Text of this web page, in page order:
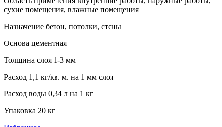
сухие помещения, влажные помещения
Назначение бетон, потолки, стены
Основа цементная
Толщина слоя 1-3 мм
Расход 1,1 кг/кв. м. на 1 мм слоя
Расход воды 0,34 л на 1 кг
Упаковка 20 кг